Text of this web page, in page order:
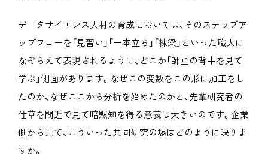
データサイエンス人材の育成においては、そのステップア
ップフローを「見習い」「一本立ち」「棟梁」といった職人に
なぞらえて表現されるように、どこか「師匠の背中を見て
学ぶ」側面があります。なぜこの変数をこの形に加工をし
たのか、なぜここから分析を始めたのかと、先輩研究者の
仕草を間近で見て暗黙知を得る意義は大きいのです。企業
側から見て、こういった共同研究の場はどのように映りま
すか。